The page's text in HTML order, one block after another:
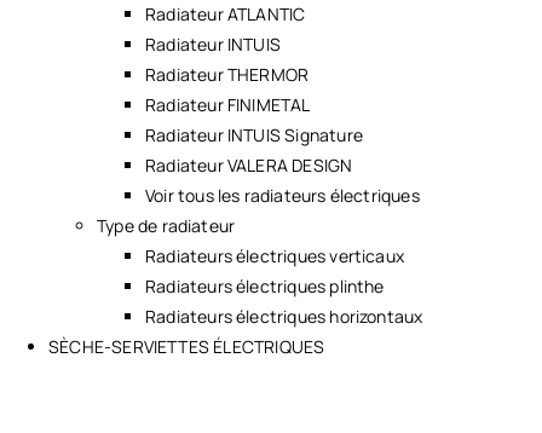
Radiateur ATLANTIC
Radiateur INTUIS
Radiateur THERMOR
Radiateur FINIMETAL
Radiateur INTUIS Signature
Radiateur VALERA DESIGN
Voir tous les radiateurs électriques
Type de radiateur
Radiateurs électriques verticaux
Radiateurs électriques plinthe
Radiateurs électriques horizontaux
SÈCHE-SERVIETTES ÉLECTRIQUES